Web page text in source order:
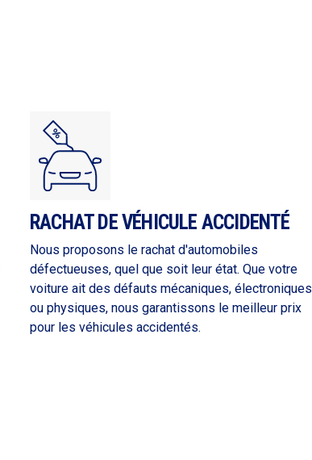
RACHAT DE VÉHICULE ACCIDENTÉ
Nous proposons le rachat d'automobiles
défectueuses, quel que soit leur état. Que votre
voiture ait des défauts mécaniques, électroniques
ou physiques, nous garantissons le meilleur prix
pour les véhicules accidentés.